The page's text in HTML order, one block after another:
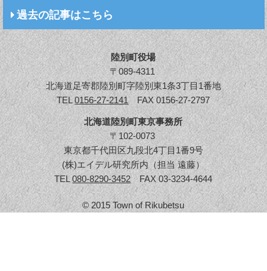
過去の記事はこちら
陸別町役場
〒089-4311
北海道足寄郡陸別町字陸別東1条3丁目1番地
TEL0156-27-2141FAX 0156-27-2797
北海道陸別町東京事務所
〒102-0073
東京都千代田区九段北4丁目1番9号
(株)エイデル研究所内（担当 遠藤）
TEL080-8290-3452FAX 03-3234-4644
© 2015 Town of Rikubetsu